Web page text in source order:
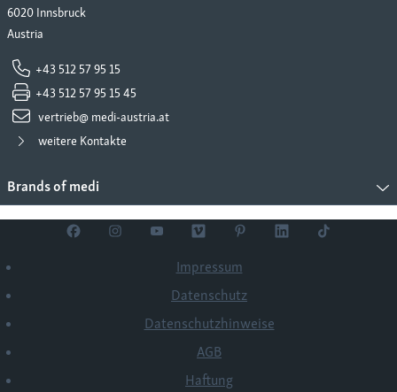
6020 Innsbruck
Austria
+43 512 57 95 15
+43 512 57 95 15 45
vertrieb@ medi-austria.at
weitere Kontakte
Brands of medi
Impressum
Datenschutz
Datenschutzhinweise
AGB
Haftung